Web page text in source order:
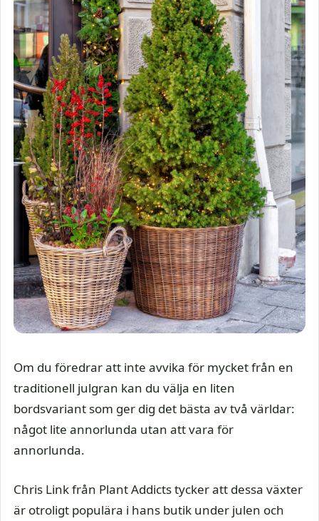
Om du föredrar att inte avvika för mycket från en
traditionell julgran kan du välja en liten
bordsvariant som ger dig det bästa av två världar:
något lite annorlunda utan att vara för
annorlunda.
Chris Link från Plant Addicts tycker att dessa växter
är otroligt populära i hans butik under julen och